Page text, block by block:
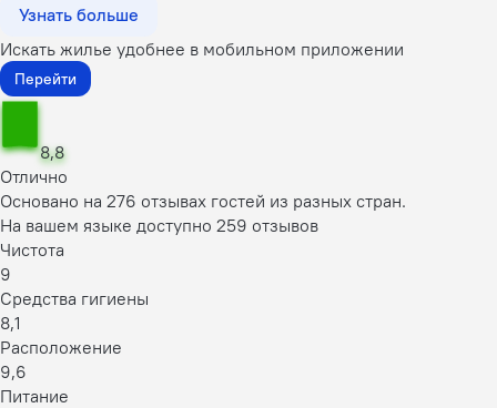
Узнать больше
Искать жилье удобнее в мобильном приложении
Перейти
8,8
Отлично
Основано на 276 отзывах гостей из разных стран.
На вашем языке доступно 259 отзывов
Чистота
9
Средства гигиены
8,1
Расположение
9,6
Питание